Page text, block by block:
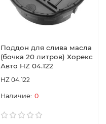
Поддон для слива масла
(бочка 20 литров) Хорекс
Авто HZ 04.122
HZ 04.122
0